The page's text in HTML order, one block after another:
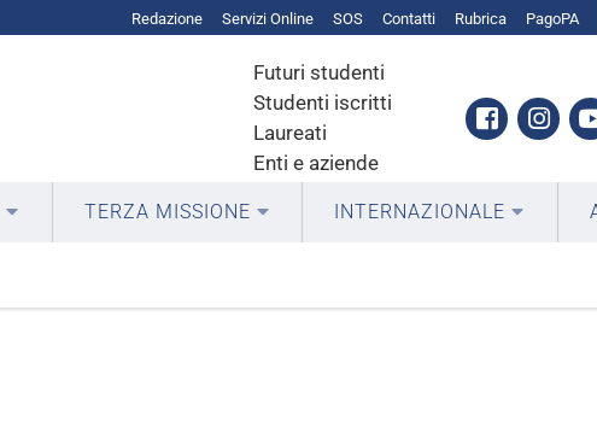
Redazione Servizi Online SOS Contatti Rubrica PagoPA
Futuri studenti
Studenti iscritti
Laureati
Enti e aziende
TERZA MISSIONE INTERNAZIONALE